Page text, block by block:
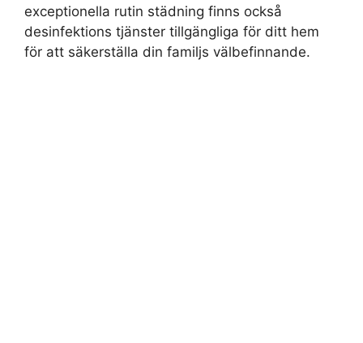
exceptionella rutin städning finns också
desinfektions tjänster tillgängliga för ditt hem
för att säkerställa din familjs välbefinnande.